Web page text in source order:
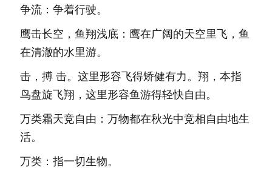
争流：争着行驶。
鹰击长空，鱼翔浅底：鹰在广阔的天空里飞，鱼
在清澈的水里游。
击，搏 击。这里形容飞得矫健有力。翔，本指
鸟盘旋飞翔，这里形容鱼游得轻快自由。
万类霜天竞自由：万物都在秋光中竞相自由地生
活。
万类：指一切生物。